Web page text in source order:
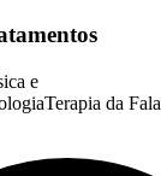
e
Terapia da Fala